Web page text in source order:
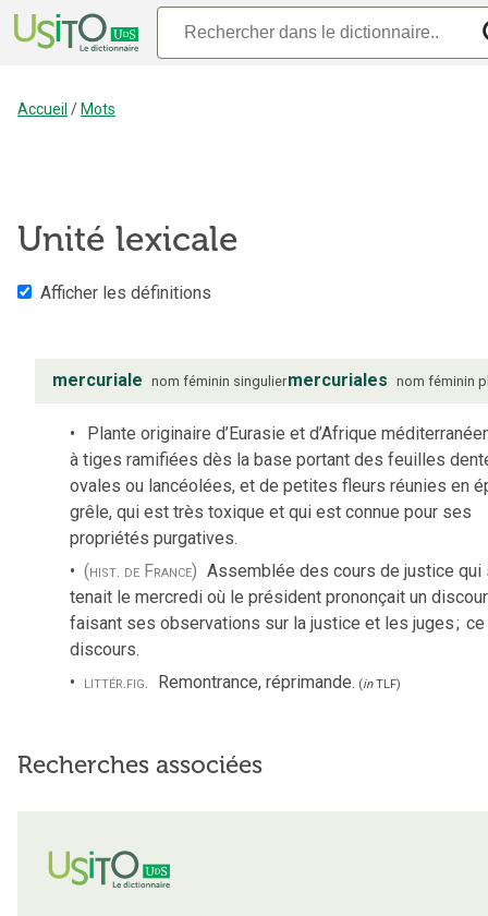
Accueil / Mots
Unité lexicale
Afficher les définitions
mercuriale nom féminin singuliermercuriales nom féminin
Plante originaire d’Eurasie et d’Afrique
à tiges ramifiées dès la base portant des feuilles
ovales ou lancéolées, et de petites fleurs réunies en
grêle, qui est très toxique et qui est connue pour ses
propriétés purgatives.
(hist. de France) Assemblée des cours de justice qui
tenait le mercredi où le président prononçait un
faisant ses observations sur la justice et les juges; ce
discours.
littér.fig. Remontrance, réprimande. (inTLF)
Recherches associées